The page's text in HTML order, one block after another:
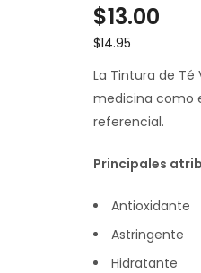
$13.00
$14.95
La Tintura de
medicina como
referencial.
Principales
Antioxidante
Astringente
Hidratante